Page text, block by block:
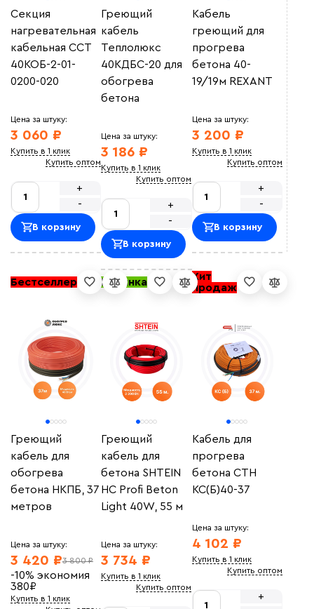
Секция
нагревательная
кабельная ССТ
40КОБ-2-01-
0200-020
Цена за штуку:
3 060 ₽
Купить в 1 клик
Купить оптом
-
+
В корзину
Греющий
кабель
Теплолюкс
40КДБС-20 для
обогрева
бетона
Цена за штуку:
3 186 ₽
Купить в 1 клик
Купить оптом
-
+
В корзину
Кабель
греющий для
прогрева
бетона 40-
19/19м REXANT
Цена за штуку:
3 200 ₽
Купить в 1 клик
Купить оптом
-
+
В корзину
Бестселлер
Греющий
кабель для
обогрева
бетона НКПБ, 37
метров
Цена за штуку:
3 800 ₽
3 420 ₽
-10% экономия
380₽
Купить в 1 клик
Новинка
Греющий
кабель для
бетона SHTEIN
HC Profi Beton
Light 40W, 55 м
Цена за штуку:
3 734 ₽
Купить в 1 клик
Купить оптом
Хит
продаж
Кабель для
прогрева
бетона СТН
КС(Б)40-37
Цена за штуку:
4 102 ₽
Купить в 1 клик
Купить оптом
+